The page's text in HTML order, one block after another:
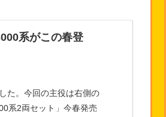
系がこの春登
た。今回の主役は右側の
系2両セット」今春発売